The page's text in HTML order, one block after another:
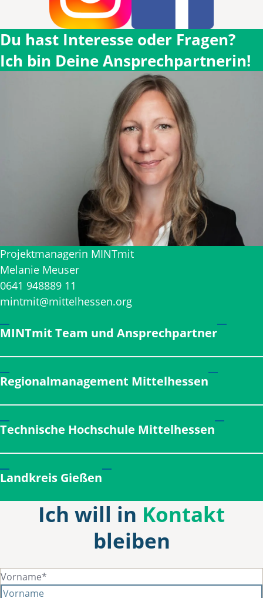
Du hast Interesse oder Fragen?
Ich bin Deine Ansprechpartnerin!
Projektmanagerin MINTmit
Melanie Meuser
0641 948889 11
mintmit@mittelhessen.org
MINTmit Team und Ansprechpartner
Regionalmanagement Mittelhessen
Technische Hochschule Mittelhessen
Landkreis Gießen
Ich will in Kontakt
bleiben
Vorname*